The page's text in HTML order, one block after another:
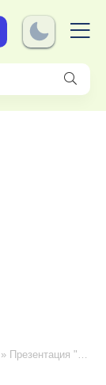
» Презентация "Роль семьи в русской литературе"